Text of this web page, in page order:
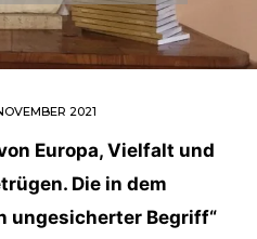
2021
Europa, Vielfalt und
Die in dem
ungesicherter Begriff“